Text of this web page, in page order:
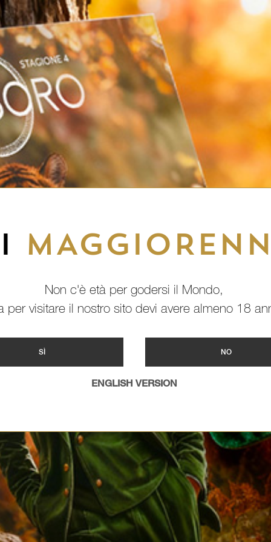
Non c'è età per godersi il Mondo,
per visitare il nostro sito devi avere almeno 18
SÌ NO
ENGLISH VERSION